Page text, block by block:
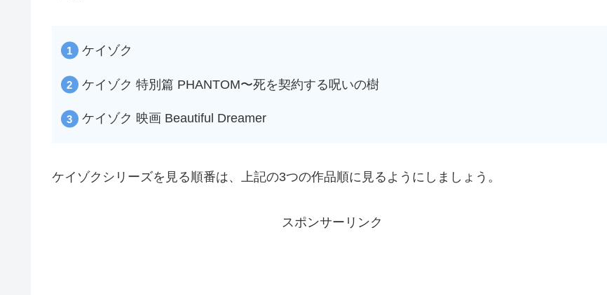
ケイゾク
ケイゾク 特別篇 PHANTOM〜死を契約する呪いの樹
ケイゾク 映画 Beautiful Dreamer
ケイゾクシリーズを見る順番は、上記の3つの作品順に見るようにしましょう。
スポンサーリンク